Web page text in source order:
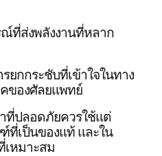
ที่ส่งพลังงานที่หลาก
รยกกระชับที่เข้าใจในทาง
ของศัลยแพทย์
ที่ปลอดภัยควรใช้แต่
เป็นของแท้ และใน
หมาะสม